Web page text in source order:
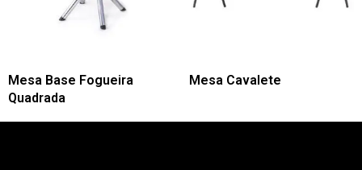
Mesa Base Fogueira
Quadrada
Mesa Cavalete